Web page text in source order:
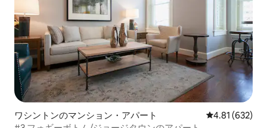
ワシントンのマンション・アパート レビュー632
4.81 (632)